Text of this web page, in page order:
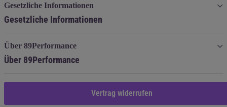
Gesetzliche Informationen
Gesetzliche Informationen
Über 89Performance
Über 89Performance
Vertrag widerrufen